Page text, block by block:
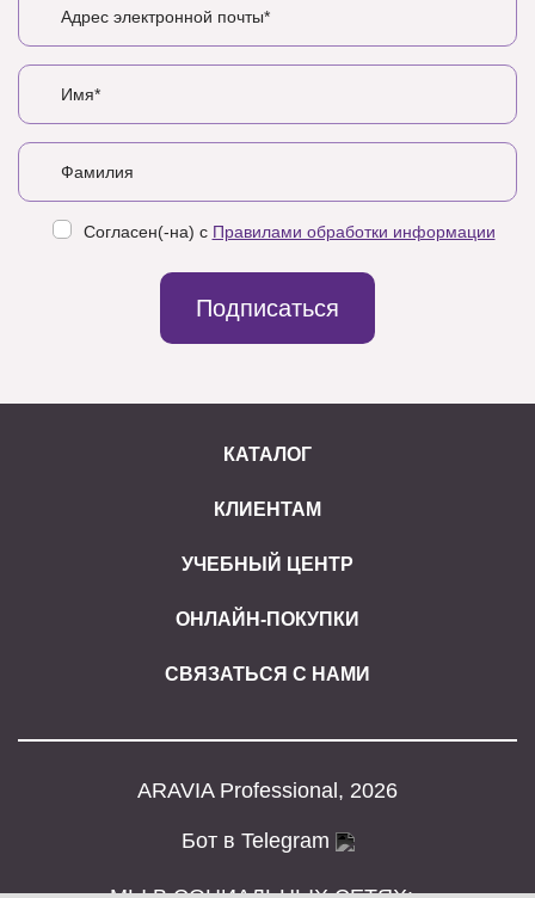
Согласен(-на) с Правилами обработки информации
Подписаться
КАТАЛОГ
КЛИЕНТАМ
УЧЕБНЫЙ ЦЕНТР
ОНЛАЙН-ПОКУПКИ
СВЯЗАТЬСЯ С НАМИ
ARAVIA Professional, 2026
Бот в Telegram